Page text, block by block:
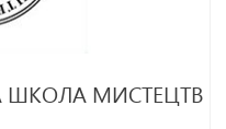
ШКОЛА МИСТЕЦТВ